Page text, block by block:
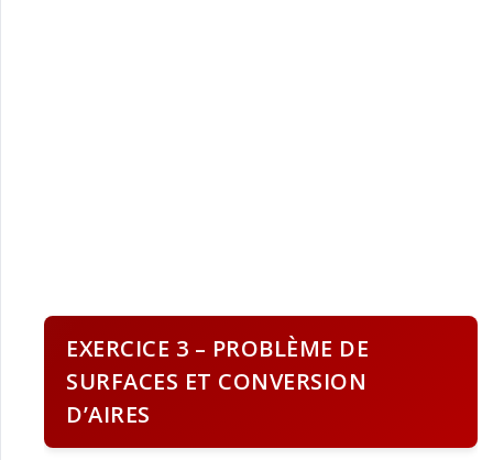
EXERCICE 3 – PROBLÈME DE
SURFACES ET CONVERSION
D’AIRES